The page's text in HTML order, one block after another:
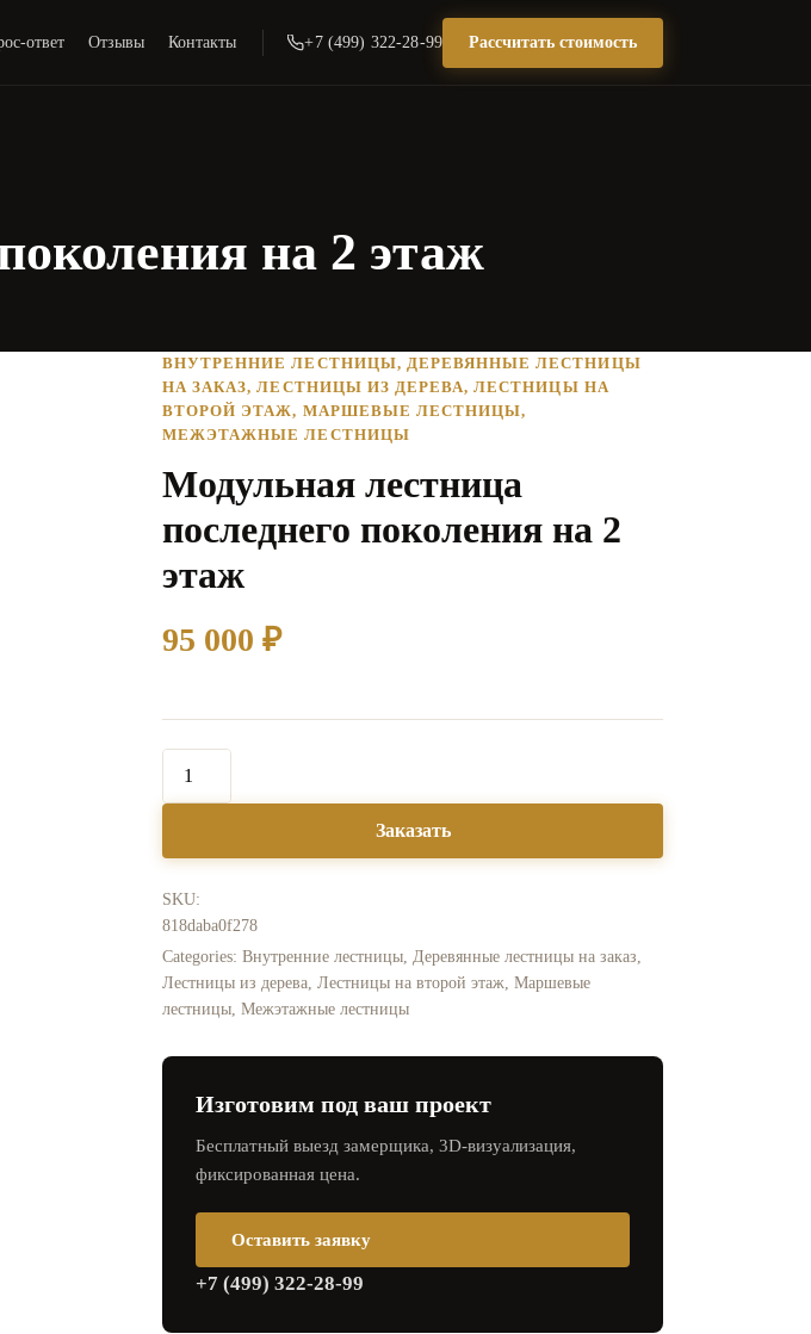
ответ Отзывы Контакты +7 (499) 322-28-99 Рассчитать стоимость
на 2 этаж
ВНУТРЕННИЕ ЛЕСТНИЦЫ, ДЕРЕВЯННЫЕ ЛЕСТНИЦЫ
НА ЗАКАЗ,ЛЕСТНИЦЫ ИЗ ДЕРЕВА,ЛЕСТНИЦЫ НА
ВТОРОЙ ЭТАЖ, МАРШЕВЫЕ ЛЕСТНИЦЫ,
МЕЖЭТАЖНЫЕ ЛЕСТНИЦЫ
Модульная лестница
последнего поколения на 2
этаж
95 000 ₽
Заказать
SKU:
818daba0f278
Categories: Внутренние лестницы, Деревянные лестницы на заказ,
Лестницы из дерева, Лестницы на второй этаж, Маршевые
лестницы, Межэтажные лестницы
Изготовим под ваш проект
Бесплатный выезд замерщика, 3D‑визуализация,
фиксированная цена.
Оставить заявку
+7 (499) 322-28-99